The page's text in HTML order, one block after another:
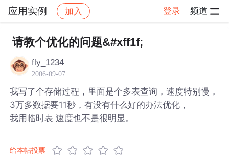
应用实例 加入 登录 频道
社区 应用实例 帖子详情
请教个优化的问题&#xff1f;
fly_1234
2006-09-07
我写了个存储过程，里面是个多表查询，速度特别慢，
3万多数据要11秒，有没有什么好的办法优化，
我用临时表 速度也不是很明显。
给本帖投票